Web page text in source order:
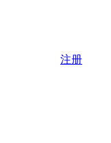
注册